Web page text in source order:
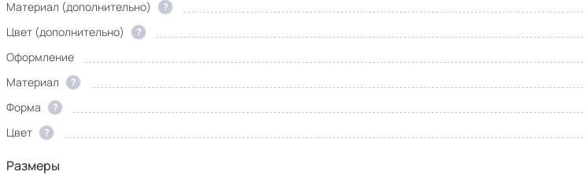
Материал (дополнительно)
?
Цвет (дополнительно)
?
Оформление
Материал
?
Форма
?
Цвет
?
Размеры